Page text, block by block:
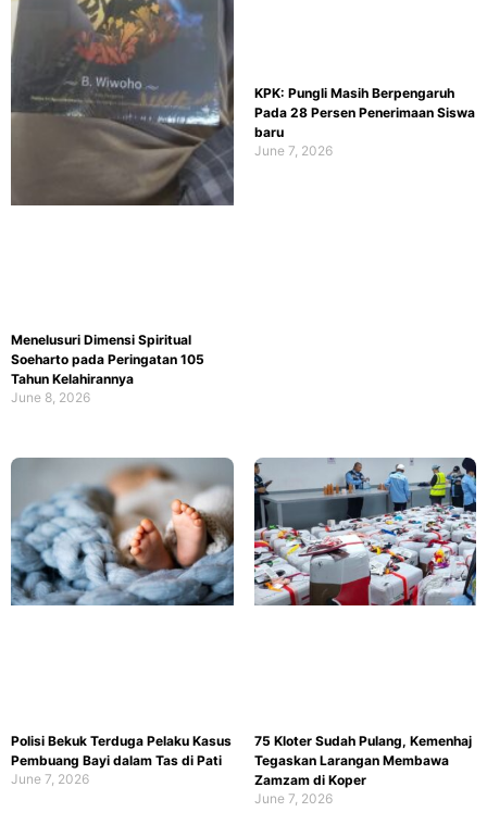
Menelusuri Dimensi Spiritual
Soeharto pada Peringatan 105
Tahun Kelahirannya
June 8, 2026
KPK: Pungli Masih Berpengaruh
Pada 28 Persen Penerimaan Siswa
baru
June 7, 2026
Polisi Bekuk Terduga Pelaku Kasus
Pembuang Bayi dalam Tas di Pati
June 7, 2026
75 Kloter Sudah Pulang, Kemenhaj
Tegaskan Larangan Membawa
Zamzam di Koper
June 7, 2026